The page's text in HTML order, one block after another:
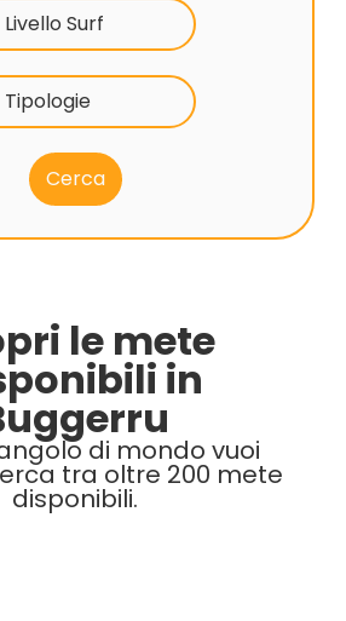
Livello Surf
Tipologie
le mete
in
di mondo vuoi
tra oltre 200 mete
disponibili.